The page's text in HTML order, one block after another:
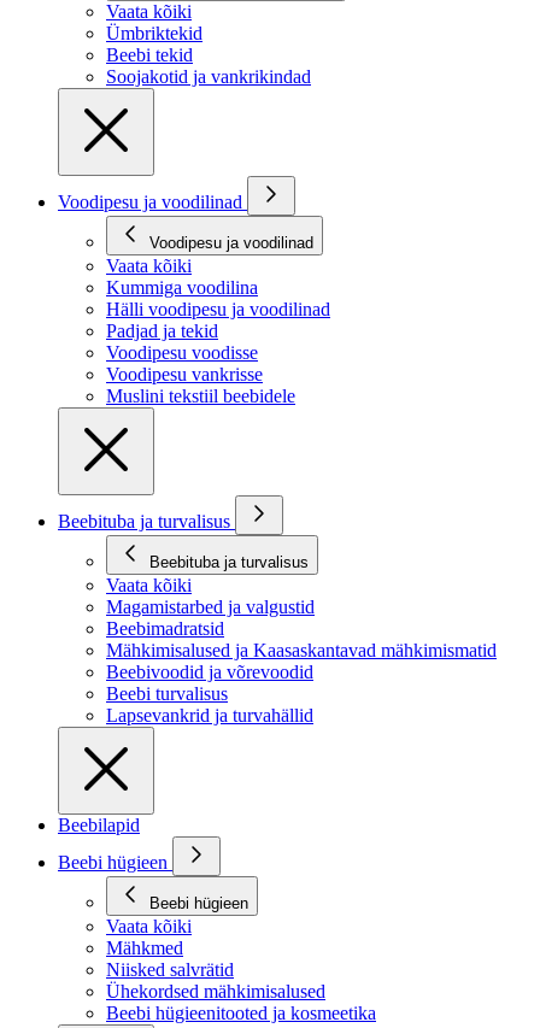
Vaata kõiki
Ümbriktekid
Beebi tekid
Soojakotid ja vankrikindad
Voodipesu ja voodilinad
Voodipesu ja voodilinad
Vaata kõiki
Kummiga voodilina
Hälli voodipesu ja voodilinad
Padjad ja tekid
Voodipesu voodisse
Voodipesu vankrisse
Muslini tekstiil beebidele
Beebituba ja turvalisus
Beebituba ja turvalisus
Vaata kõiki
Magamistarbed ja valgustid
Beebimadratsid
Mähkimisalused ja Kaasaskantavad mähkimismatid
Beebivoodid ja võrevoodid
Beebi turvalisus
Lapsevankrid ja turvahällid
Beebilapid
Beebi hügieen
Beebi hügieen
Vaata kõiki
Mähkmed
Niisked salvrätid
Ühekordsed mähkimisalused
Beebi hügieenitooted ja kosmeetika